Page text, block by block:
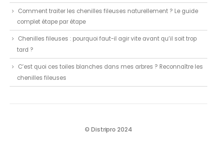
Comment traiter les chenilles fileuses naturellement ? Le guide
complet étape par étape
Chenilles fileuses : pourquoi faut-il agir vite avant qu’il soit trop
tard ?
C’est quoi ces toiles blanches dans mes arbres ? Reconnaître les
chenilles fileuses
© Distripro 2024